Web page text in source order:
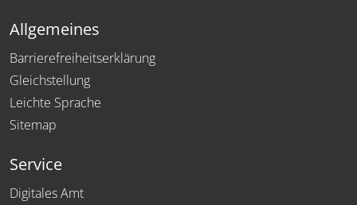
Allgemeines
Barrierefreiheitserklärung
Gleichstellung
Leichte Sprache
Sitemap
Service
Digitales Amt